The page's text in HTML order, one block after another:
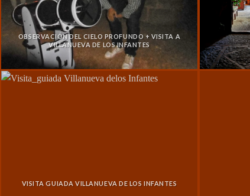
OBSERVACIÓN DEL CIELO PROFUNDO + VISITA A
VILLANUEVA DE LOS INFANTES
VISITA GUIADA VILLANUEVA DE LOS INFANTES